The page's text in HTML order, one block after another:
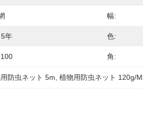
幅:
年 色:
角:
防虫ネット 5m , 植物用防虫ネット 120g/